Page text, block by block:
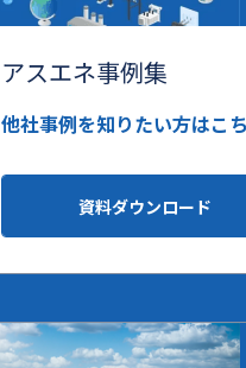
アスエネ事例集
他社事例を知りたい方はこ
資料ダウンロード